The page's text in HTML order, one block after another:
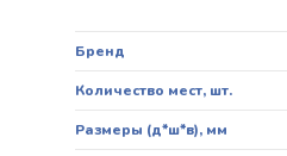
Бренд
Количество мест, шт.
Размеры (д*ш*в), мм